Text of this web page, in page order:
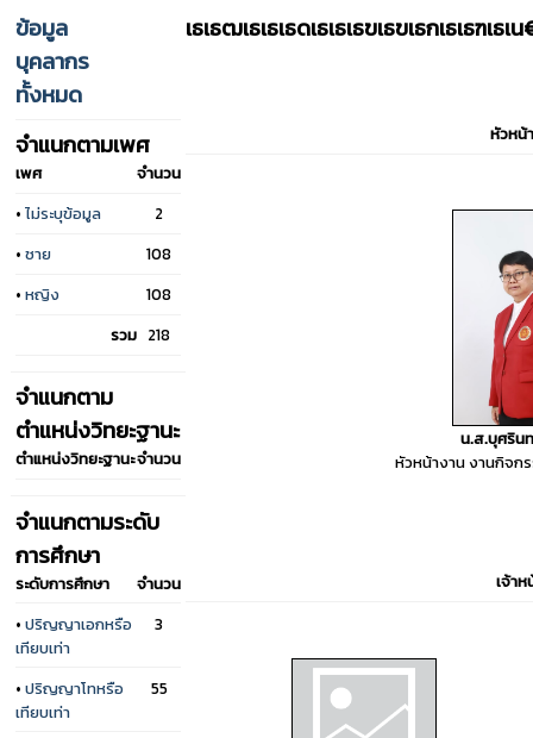
ข้อมูล
บุคลากร
ทั้งหมด
จำแนกตามเพศ
เพศ
จำนวน
• ไม่ระบุข้อมูล
2
• ชาย
108
• หญิง
108
รวม 218
จำแนกตาม
ตำแหน่งวิทยะฐานะ
ตำแหน่งวิทยะฐานะจำนวน
จำแนกตามระดับ
การศึกษา
ระดับการศึกษา
จำนวน
• ปริญญาเอกหรือ
เทียบเท่า
3
• ปริญญาโทหรือ
เทียบเท่า
55
เธเธฒเธเธเธดเธเธเธฃเธฃเธกเธเธฑเธ
หัวหน้
น.ส.บุศริน
หัวหน้างาน งานกิจก
เจ้าห